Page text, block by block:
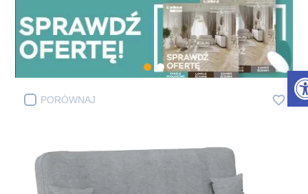
PORÓWNAJ